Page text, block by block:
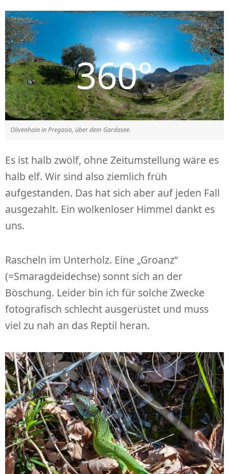
Olivenhain in Pregasio, über dem Gardasee.
Es ist halb zwölf, ohne Zeitumstellung wäre es
halb elf. Wir sind also ziemlich früh
aufgestanden. Das hat sich aber auf jeden Fall
ausgezahlt. Ein wolkenloser Himmel dankt es
uns.
Rascheln im Unterholz. Eine „Groanz“
(=Smaragdeidechse) sonnt sich an der
Böschung. Leider bin ich für solche Zwecke
fotografisch schlecht ausgerüstet und muss
viel zu nah an das Reptil heran.